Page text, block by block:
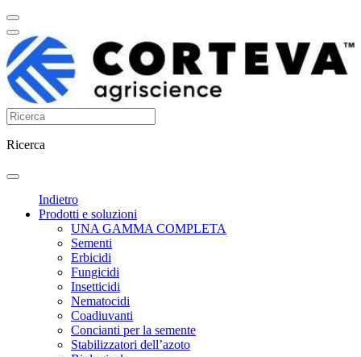
Ricerca
Indietro
Prodotti e soluzioni
UNA GAMMA COMPLETA
Sementi
Erbicidi
Fungicidi
Insetticidi
Nematocidi
Coadiuvanti
Concianti per la semente
Stabilizzatori dell’azoto